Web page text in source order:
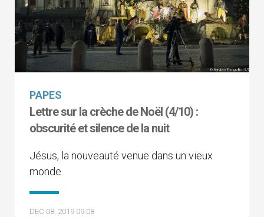
PAPES
Lettre sur la crèche de Noël (4/10) :
obscurité et silence de la nuit
Jésus, la nouveauté venue dans un vieux
monde
DEC 08, 2019 09:08